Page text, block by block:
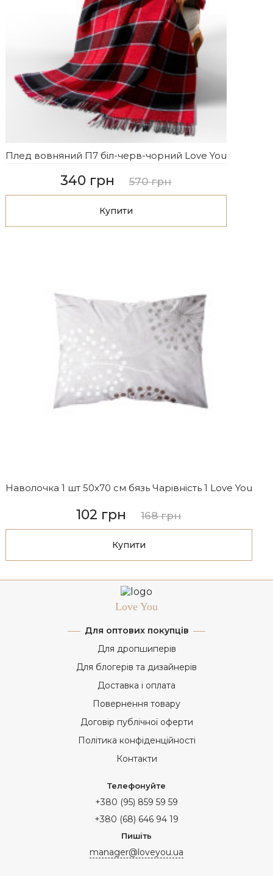
Плед вовняний П7 біл-черв-чорний Love You
340 грн 570 грн
Купити
Наволочка 1 шт 50x70 см бязь Чарівність 1 Love You
102 грн 168 грн
Купити
Love You
Для оптових покупців
Для дропшиперів
Для блогерів та дизайнерів
Доставка і оплата
Повернення товару
Договір публічної оферти
Політика конфіденційності
Контакти
Телефонуйте
+380 (95) 859 59 59
+380 (68) 646 94 19
Пишіть
manager@loveyou.ua